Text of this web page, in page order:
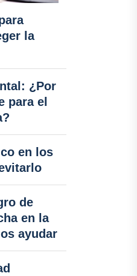
la
¿Por
para el
en los
de
en la
ayudar